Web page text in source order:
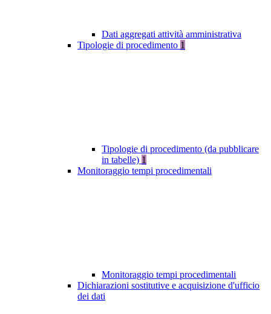
Dati aggregati attività amministrativa
Tipologie di procedimento 1
Tipologie di procedimento (da pubblicare
in tabelle) 1
Monitoraggio tempi procedimentali
Monitoraggio tempi procedimentali
Dichiarazioni sostitutive e acquisizione d'ufficio
dei dati